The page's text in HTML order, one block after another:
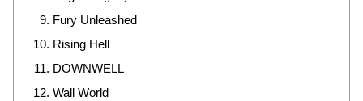
Fury Unleashed
Rising Hell
DOWNWELL
Wall World